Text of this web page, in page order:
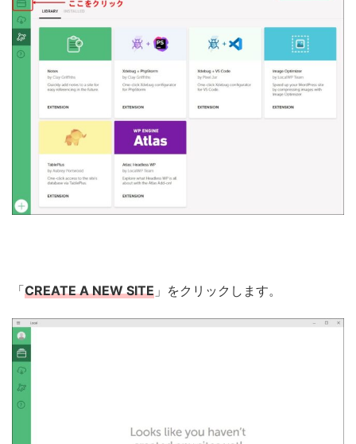
「CREATE A NEW SITE 」をクリックします。